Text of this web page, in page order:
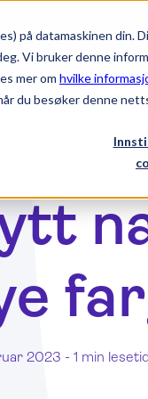
på datamaskinen din.
Vi bruker denne
mer om hvilke
du besøker denne
2023 - 1 min